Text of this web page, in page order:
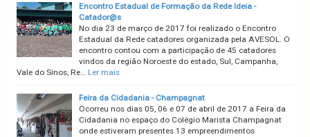
Encontro Estadual de Formação da Rede Ideia -
Catador@s
No dia 23 de março de 2017 foi realizado o Encontro
Estadual da Rede catadores organizada pela AVESOL. O
encontro contou com a participação de 45 catadores
vindos da região Noroeste do estado, Sul, Campanha,
Vale do Sinos, Re…
Ler mais
Feira da Cidadania - Champagnat
Ocorreu nos dias 05, 06 e 07 de abril de 2017 a Feira da
Cidadania no espaço do Colégio Marista Champagnat
onde estiveram presentes 13 empreendimentos